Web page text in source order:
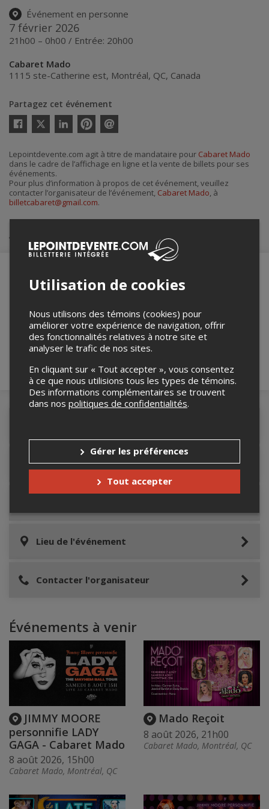
Événement en personne
7 février 2026
21h00 – 0h00 / Entrée: 20h00
Cabaret Mado
1115 ste-Catherine est, Montréal, QC, Canada
Partagez cet événement
Twitter
courriel
Lepointdevente.com agit à titre de mandataire pour Cabaret Mado
dans le cadre de l’affichage en ligne et la vente de billets pour ses
événements.
Pour plus d’information à propos de cet événement, veuillez
contacter l’organisateur de l’événement, Cabaret Mado, à
billetcabaret@gmail.com.
Achat de billets
robot ci-bas.
Accès au site de l'événement
Lieu de l'événement
Contacter l'organisateur
Événements à venir
JIMMY MOORE
personnifie LADY
GAGA - Cabaret Mado
8 août 2026, 15h00
Cabaret Mado, Montréal, QC
Mado Reçoit
8 août 2026, 21h00
Cabaret Mado, Montréal, QC
Utilisation de cookies
Nous utilisons des témoins (cookies) pour
améliorer votre expérience de navigation, offrir
des fonctionnalités relatives à notre site et
analyser le trafic de nos sites.
En cliquant sur « Tout accepter », vous consentez
à ce que nous utilisions tous les types de témoins.
Des informations complémentaires se trouvent
dans nos politiques de confidentialités.
Gérer les préférences
Tout accepter